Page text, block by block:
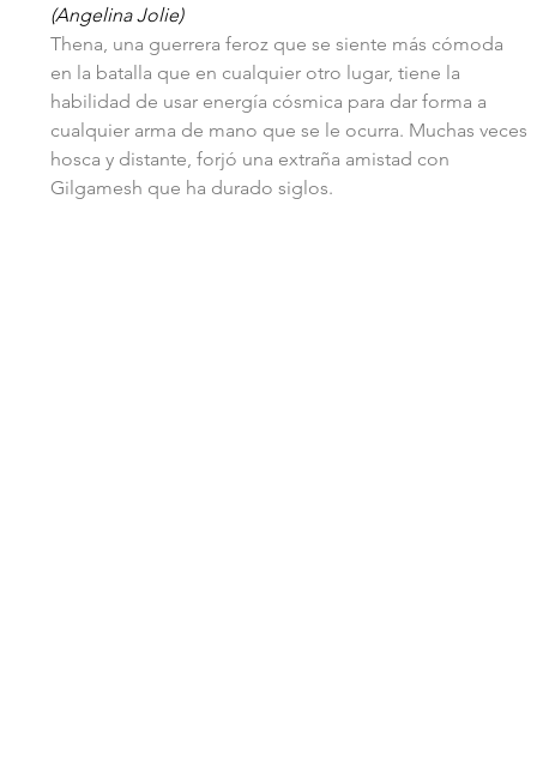
(Angelina Jolie)
Thena, una guerrera feroz que se siente más cómoda
en la batalla que en cualquier otro lugar, tiene la
habilidad de usar energía cósmica para dar forma a
cualquier arma de mano que se le ocurra. Muchas veces
hosca y distante, forjó una extraña amistad con
Gilgamesh que ha durado siglos.